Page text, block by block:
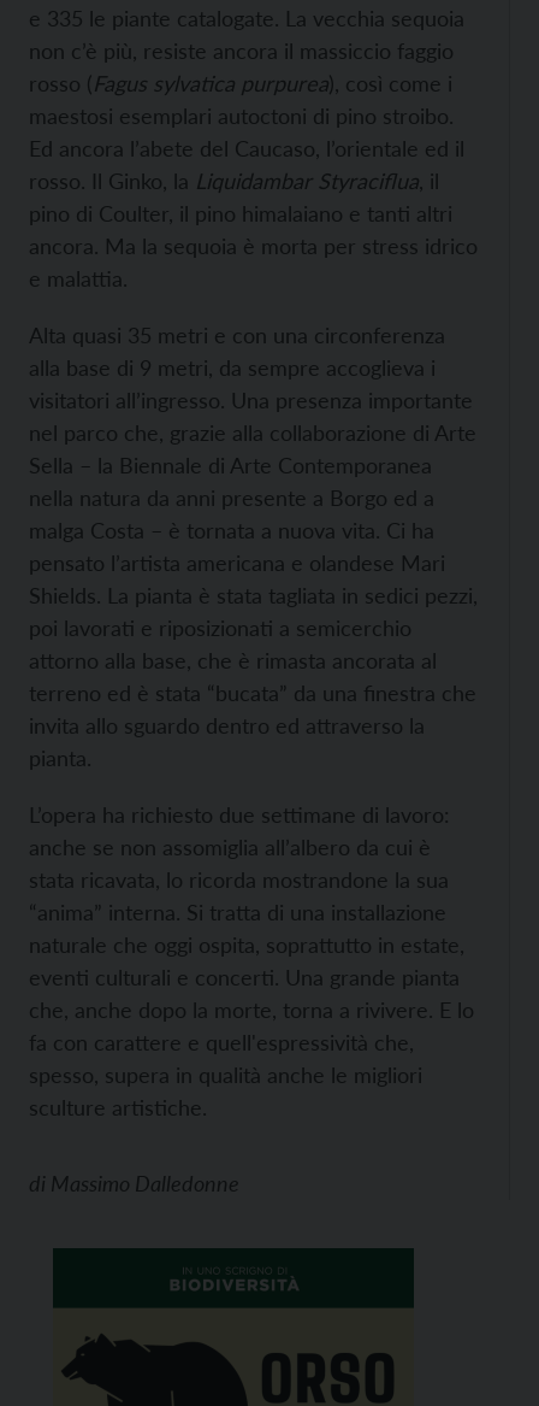
e 335 le piante catalogate. La vecchia sequoia
non c’è più, resiste ancora il massiccio faggio
rosso (Fagus sylvatica purpurea), così come i
maestosi esemplari autoctoni di pino stroibo.
Ed ancora l’abete del Caucaso, l’orientale ed il
rosso. Il Ginko, la Liquidambar Styraciflua , il
pino di Coulter, il pino himalaiano e tanti altri
ancora. Ma la sequoia è morta per stress idrico
e malattia.
Alta quasi 35 metri e con una circonferenza
alla base di 9 metri, da sempre accoglieva i
visitatori all’ingresso. Una presenza importante
nel parco che, grazie alla collaborazione di Arte
Sella – la Biennale di Arte Contemporanea
nella natura da anni presente a Borgo ed a
malga Costa – è tornata a nuova vita. Ci ha
pensato l’artista americana e olandese Mari
Shields. La pianta è stata tagliata in sedici pezzi,
poi lavorati e riposizionati a semicerchio
attorno alla base, che è rimasta ancorata al
terreno ed è stata “bucata” da una finestra che
invita allo sguardo dentro ed attraverso la
pianta.
L’opera ha richiesto due settimane di lavoro:
anche se non assomiglia all’albero da cui è
stata ricavata, lo ricorda mostrandone la sua
“anima” interna. Si tratta di una installazione
naturale che oggi ospita, soprattutto in estate,
eventi culturali e concerti. Una grande pianta
che, anche dopo la morte, torna a rivivere. E lo
fa con carattere e quell'espressività che,
spesso, supera in qualità anche le migliori
sculture artistiche.
di Massimo Dalledonne